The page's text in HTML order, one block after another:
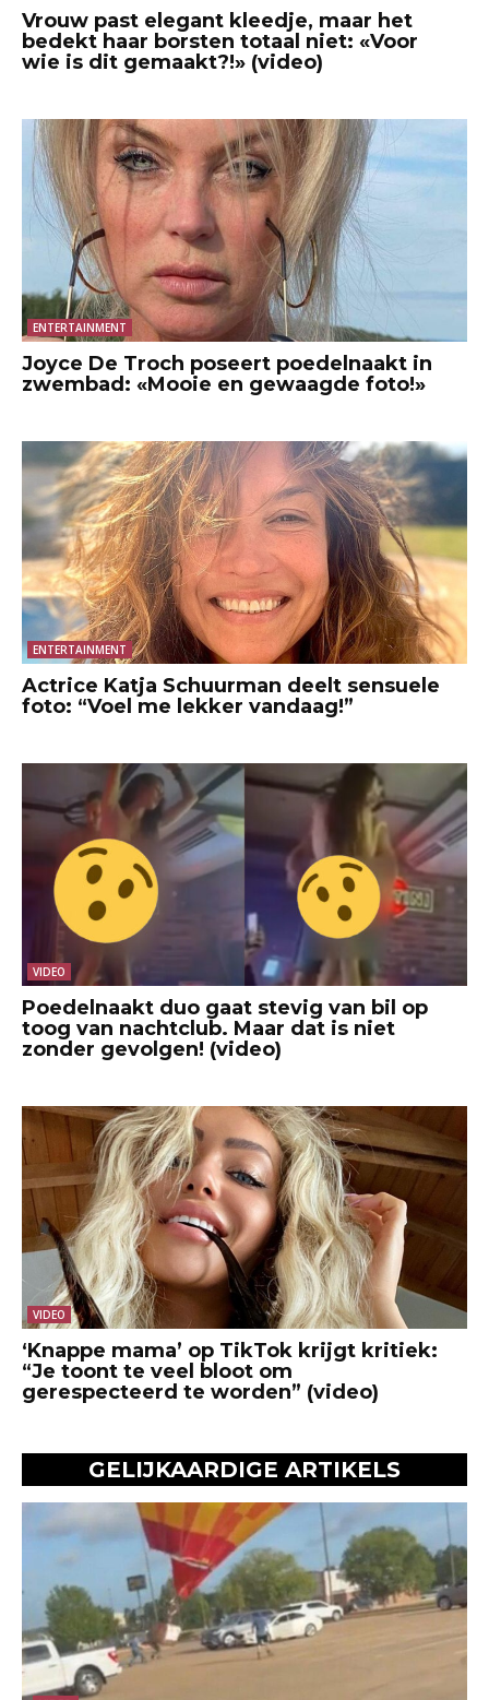
Vrouw past elegant kleedje, maar het
bedekt haar borsten totaal niet: «Voor
wie is dit gemaakt?!» (video)
ENTERTAINMENT
Joyce De Troch poseert poedelnaakt in
zwembad: «Mooie en gewaagde foto!»
ENTERTAINMENT
Actrice Katja Schuurman deelt sensuele
foto: “Voel me lekker vandaag!”
VIDEO
Poedelnaakt duo gaat stevig van bil op
toog van nachtclub. Maar dat is niet
zonder gevolgen! (video)
VIDEO
‘Knappe mama’ op TikTok krijgt kritiek:
“Je toont te veel bloot om
gerespecteerd te worden” (video)
GELIJKAARDIGE ARTIKELS